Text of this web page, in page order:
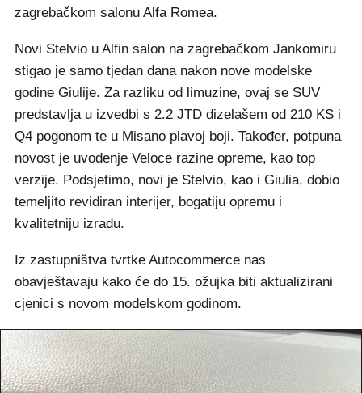
zagrebačkom salonu Alfa Romea.
Novi Stelvio u Alfin salon na zagrebačkom Jankomiru
stigao je samo tjedan dana nakon nove modelske
godine Giulije. Za razliku od limuzine, ovaj se SUV
predstavlja u izvedbi s 2.2 JTD dizelašem od 210 KS i
Q4 pogonom te u Misano plavoj boji. Također, potpuna
novost je uvođenje Veloce razine opreme, kao top
verzije. Podsjetimo, novi je Stelvio, kao i Giulia, dobio
temeljito revidiran interijer, bogatiju opremu i
kvalitetniju izradu.
Iz zastupništva tvrtke Autocommerce nas
obavještavaju kako će do 15. ožujka biti aktualizirani
cjenici s novom modelskom godinom.